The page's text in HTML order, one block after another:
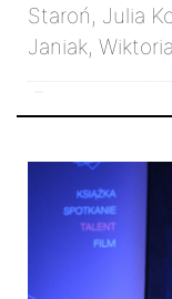
Staroń, Julia
Janiak,